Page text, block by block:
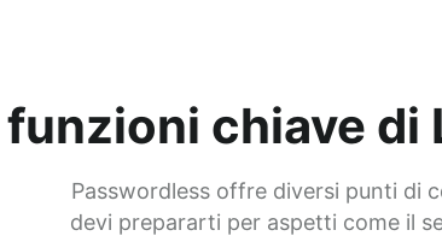
funzioni chiave
Passwordless offre diversi punti di
devi prepararti per aspetti come il